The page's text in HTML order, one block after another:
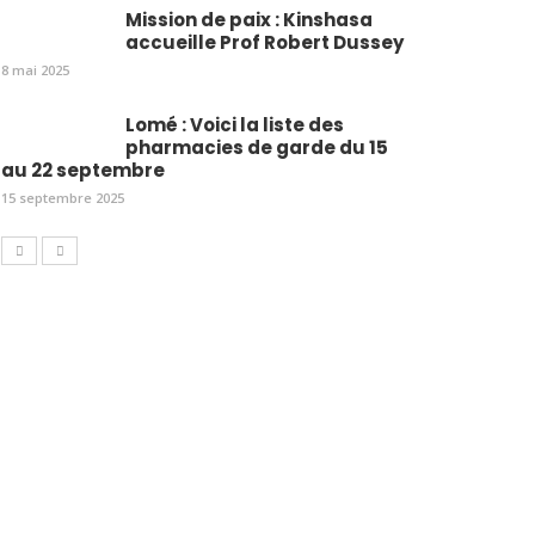
Mission de paix : Kinshasa
accueille Prof Robert Dussey
8 mai 2025
Lomé : Voici la liste des
pharmacies de garde du 15
au 22 septembre
15 septembre 2025